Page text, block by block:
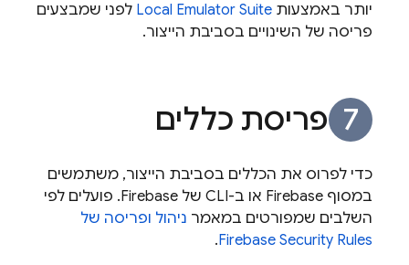
יותר באמצעות Local Emulator Suite לפני שמבצעים
פריסה של השינויים בסביבת הייצור.
פריסת כללים
כדי לפרוס את הכללים בסביבת הייצור, משתמשים
במסוף Firebase או ב-CLI של Firebase. פועלים לפי
השלבים שמפורטים במאמר ניהול ופריסה של
Firebase Security Rules
.